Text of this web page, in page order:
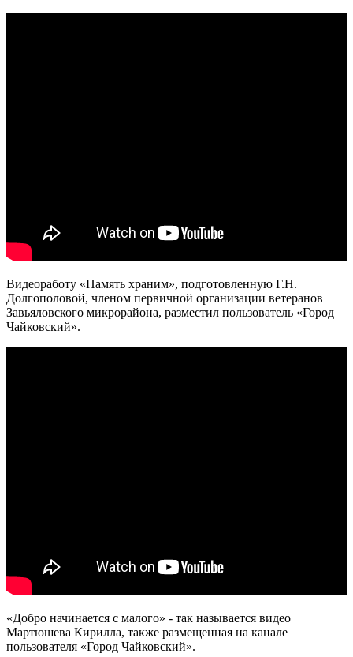
Видеоработу «Память храним», подготовленную Г.Н.
Долгополовой, членом первичной организации ветеранов
Завьяловского микрорайона, разместил пользователь «Город
Чайковский».
«Добро начинается с малого» - так называется видео
Мартюшева Кирилла, также размещенная на канале
пользователя «Город Чайковский».